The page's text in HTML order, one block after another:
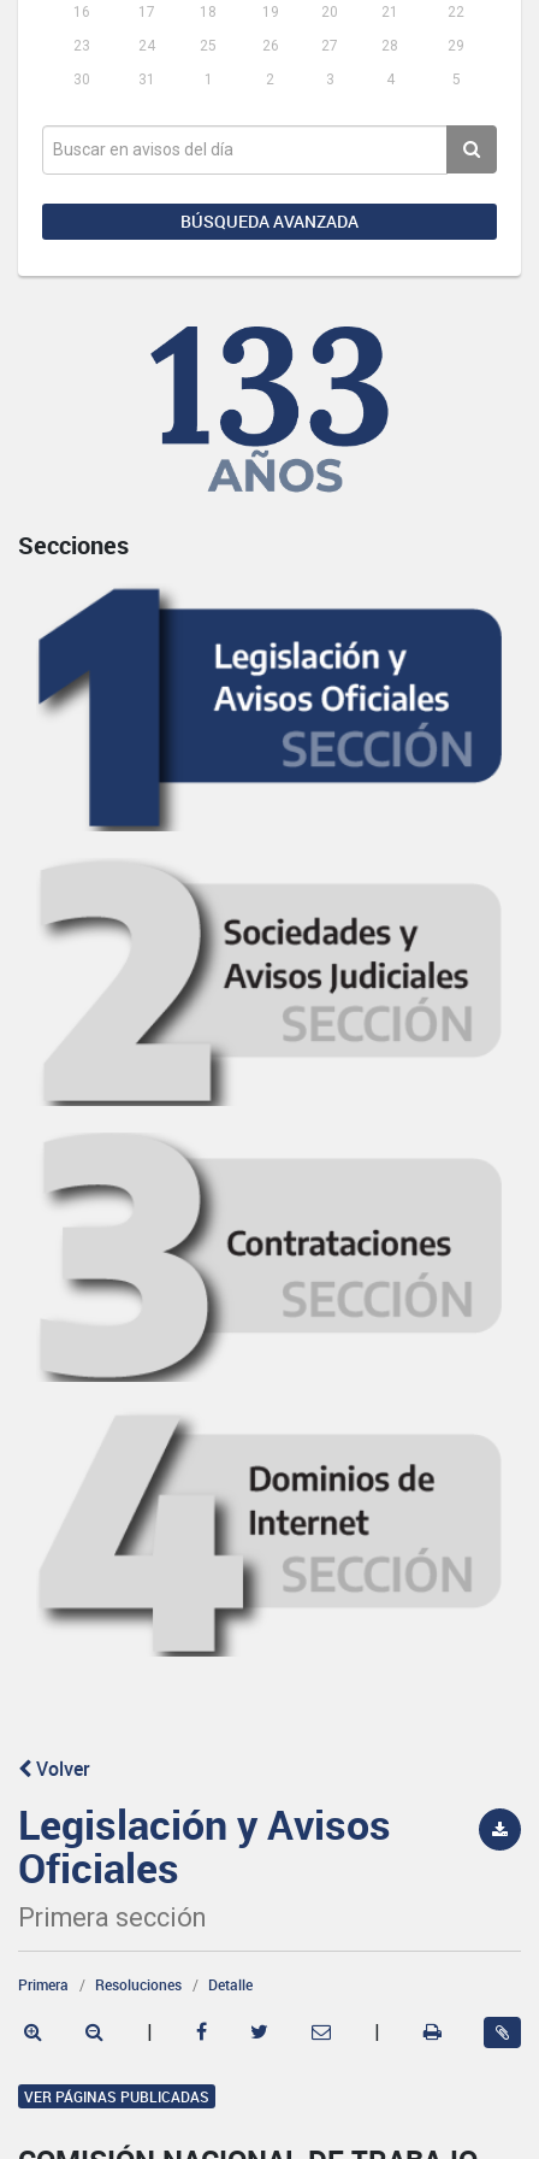
16
17 18 19 20 21
22
23
24 25 26 27 28
29
30
31 1 2 3 4 5
BÚSQUEDA AVANZADA
Secciones
Volver
Legislación y Avisos
Oficiales
Primera sección
Primera Resoluciones Detalle
| |
VER PÁGINAS PUBLICADAS